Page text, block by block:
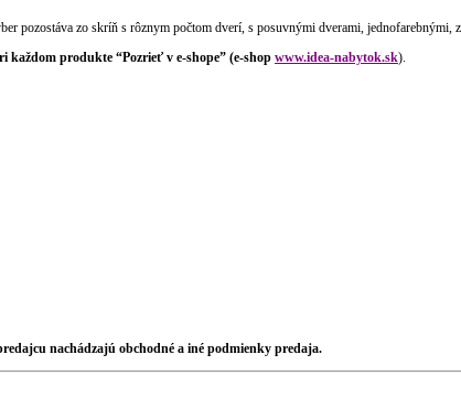
pozostáva zo skríň s rôznym počtom dverí, s posuvnými dverami, jednofarebnými,
produkte “Pozrieť v e-shope” (e-shop www.idea-nabytok.sk).
nachádzajú obchodné a iné podmienky predaja.